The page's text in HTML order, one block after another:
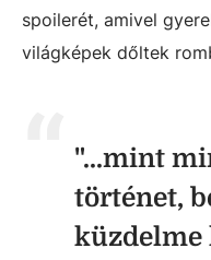
spoilerét, amivel
világképek dőltek
"...mint
történet,
küzdelme